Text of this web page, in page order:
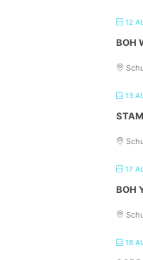
12
BOH
13
17
BOH
18